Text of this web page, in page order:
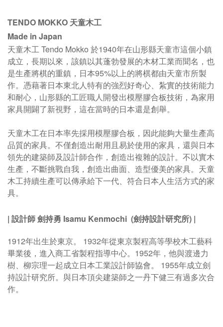
TENDO MOKKO 天童木工
Made in Japan
天童木工 Tendo Mokko 於1940年在山形縣天童市這個小鎮
成立，長期以來，該鎮以其蓬勃發展的木材工業而聞名，也
是生產將棋的重鎮，日本95%以上的將棋都由天童市所製
作。 憑藉著日本東北人特有的強烈好奇心、紮實的技術能力
和耐心，山形縣的工匠職人開發出模壓膠合板技術，為家用
家具開闢了新視野，這在當時的日本還是創舉。
天童木工在日本率先採用模壓膠合板，因此能夠大量生產高
品質的家具。不僅創造出耐用且易於使用的家具，還與日本
領先的建築師及設計師合作，創造出複雜的設計。不以實木
生產，不斷挑戰自我，創造出曲面、造型優美的家具。 天童
木工持續生產可以傳承給下一代、符合日本人生活方式的家
具。
| 設計師 劍持勇 Isamu Kenmochi (劍持設計研究所) |
1912年出生於東京。 1932年從東京製程高等學校木工藝科
畢業後，進入商工省製程指導中心。1952年，他與渡邊力
樹、柳宗理一起成立日本工業設計師協會。 1955年成立劍
持設計研究所。與日本頂尖建築師之一丹下健三有過多次合
作。